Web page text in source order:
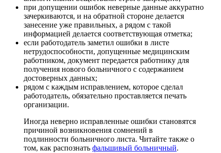
при допущении ошибок неверные данные аккуратно
зачеркиваются, и на обратной стороне делается
занесение уже правильных, а рядом с такой
информацией делается соответствующая отметка;
если работодатель заметил ошибки в листе
нетрудоспособности, допущенные медицинским
работником, документ передается работнику для
получения нового больничного с содержанием
достоверных данных;
рядом с каждым исправлением, которое сделал
работодатель, обязательно проставляется печать
организации.
Иногда неверно исправленные ошибки становятся
причиной возникновения сомнений в
подлинности больничного листа. Читайте также о
том, как распознать фальшивый больничный.